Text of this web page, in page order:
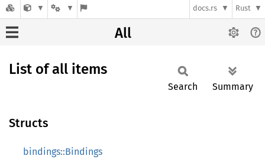
docs.rs Rust
All
List of all items
Search Summary
Structs
bindings::Bindings